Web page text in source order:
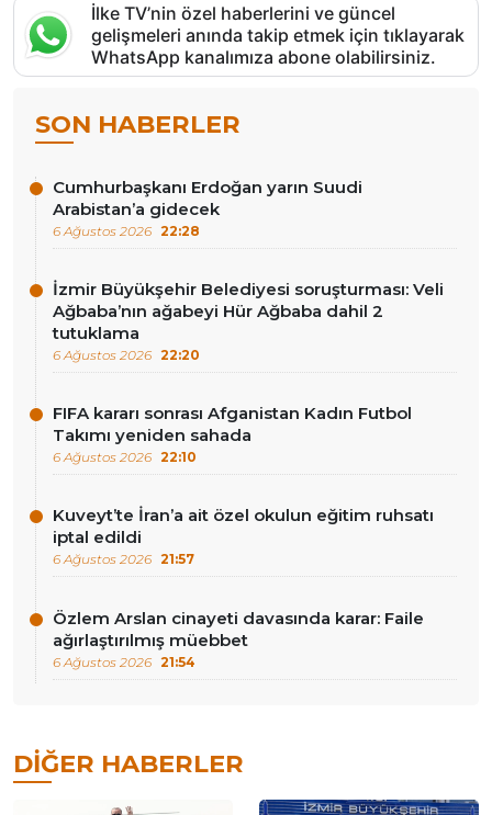
İlke TV’nin özel haberlerini ve güncel
gelişmeleri anında takip etmek için tıklayarak
WhatsApp kanalımıza abone olabilirsiniz.
SON HABERLER
Cumhurbaşkanı Erdoğan yarın Suudi
Arabistan’a gidecek
6 Ağustos 2026 22:28
İzmir Büyükşehir Belediyesi soruşturması: Veli
Ağbaba’nın ağabeyi Hür Ağbaba dahil 2
tutuklama
6 Ağustos 2026 22:20
FIFA kararı sonrası Afganistan Kadın Futbol
Takımı yeniden sahada
6 Ağustos 2026 22:10
Kuveyt’te İran’a ait özel okulun eğitim ruhsatı
iptal edildi
6 Ağustos 2026 21:57
Özlem Arslan cinayeti davasında karar: Faile
ağırlaştırılmış müebbet
6 Ağustos 2026 21:54
DIĞER HABERLER